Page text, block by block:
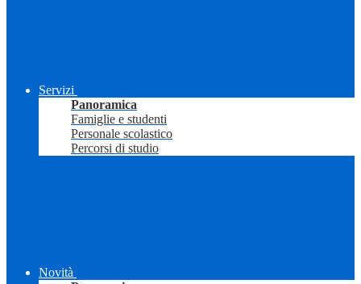
Servizi
Panoramica
Famiglie e studenti
Personale scolastico
Percorsi di studio
Novità